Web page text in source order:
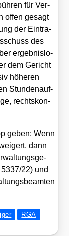
für Ver­
offen gesagt
der Ein­tra­
des
ergeb­nis­lo­
dem Gericht
höhe­ren
Stun­den­auf­
rechts­kon­
geben: Wenn
dann
​22) und
RGA